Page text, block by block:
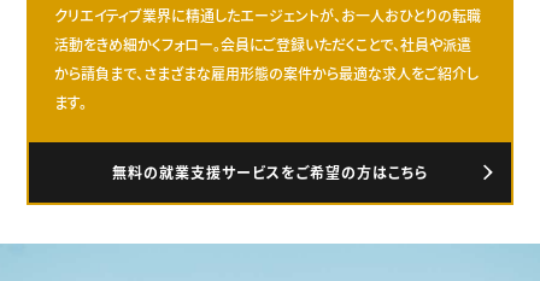
クリエイティブ業界に精通したエージェントが、お一人おひとりの転職
活動をきめ細かくフォロー。会員にご登録いただくことで、社員や派遣
から請負まで、さまざまな雇用形態の案件から最適な求人をご紹介し
ます。
無料の就業支援サービスをご希望の方はこちら